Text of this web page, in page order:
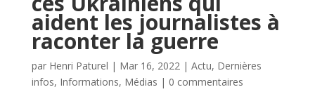
aident les journalistes à
raconter la guerre
par Henri Paturel | Mar 16, 2022| Actu, Dernières
infos, Informations, Médias | 0 commentaires